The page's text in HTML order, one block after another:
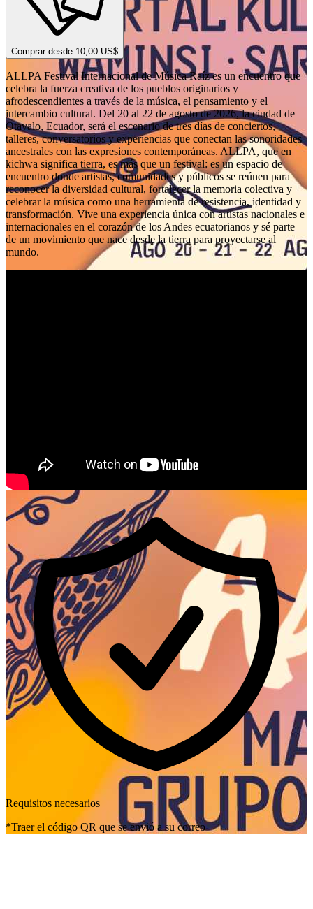
Comprar desde 10,00 US$
ALLPA Festival Internacional de Música Raíz es un encuentro que
celebra la fuerza creativa de los pueblos originarios y
afrodescendientes a través de la música, el pensamiento y el
intercambio cultural. Del 20 al 22 de agosto de 2026, la ciudad de
Otavalo, Ecuador, será el escenario de tres días de conciertos,
talleres, conversatorios y experiencias que conectan las sonoridades
ancestrales con las expresiones contemporáneas. ALLPA, que en
kichwa significa tierra, es más que un festival: es un espacio de
encuentro donde artistas, comunidades y públicos se reúnen para
reconocer la diversidad cultural, fortalecer la memoria colectiva y
celebrar la música como una herramienta de resistencia, identidad y
transformación. Vive una experiencia única con artistas nacionales e
internacionales en el corazón de los Andes ecuatorianos y sé parte
de un movimiento que nace desde la tierra para proyectarse al
mundo.
Requisitos necesarios
*Traer el código QR que se envió a su correo